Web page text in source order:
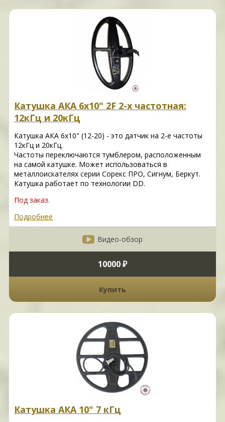
Катушка АКА 6х10" 2F 2-х частотная:
12кГц и 20кГц
Катушка АКА 6х10" (12-20) - это датчик на 2-е частоты
12кГц и 20кГц.
Частоты переключаются тумблером, расположенным
на самой катушке. Может использоваться в
металлоискателях серии Сорекс ПРО, Сигнум, Беркут.
Катушка работает по технологии DD.
Под заказ.
Подробнее
Видео-обзор
10000 ₽
Купить
Катушка АКА 10" 7 кГц